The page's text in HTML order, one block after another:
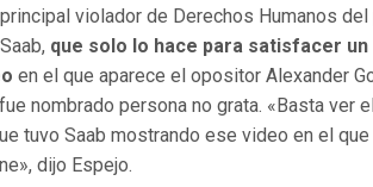
principal violador de Derechos Humanos
Saab, que solo lo hace para satisfacer un
en el que aparece el opositor Alexander
nombrado persona no grata. «Basta ver
tuvo Saab mostrando ese video en el
dijo Espejo.